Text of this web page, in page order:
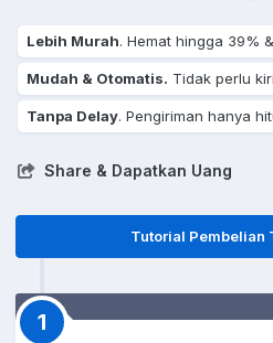
Lebih Murah. Hemat hingga 39%
Mudah & Otomatis. Tidak perlu
Tanpa Delay. Pengiriman hanya
Share & Dapatkan Uang
Tutorial Pembelian
1